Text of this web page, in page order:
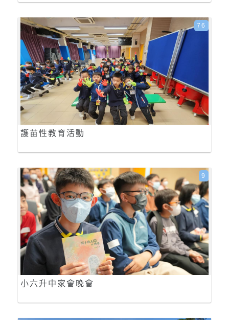
護苗性教育活動
76
小六升中家會晚會
9